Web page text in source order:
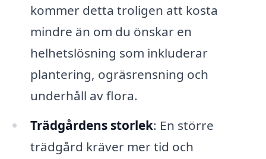
kommer detta troligen att kosta
mindre än om du önskar en
helhetslösning som inkluderar
plantering, ogräsrensning och
underhåll av flora.
Trädgårdens storlek: En större
trädgård kräver mer tid och